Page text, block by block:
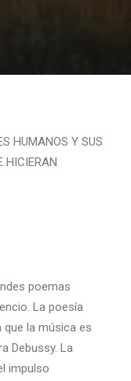
HUMANOS Y SUS
HICIERAN
poemas
La poesía
que la música es
Debussy. La
impulso